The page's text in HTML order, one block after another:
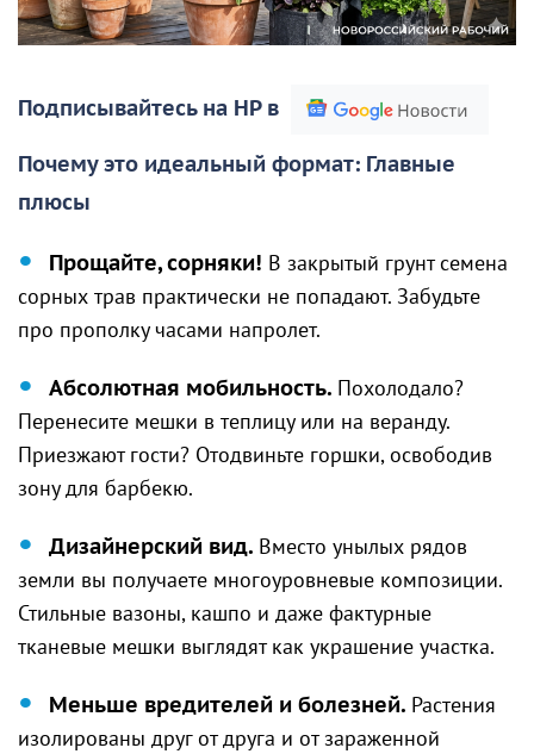
Подписывайтесь на НР в
Почему это идеальный формат: Главные
плюсы
Прощайте, сорняки! В закрытый грунт семена
сорных трав практически не попадают. Забудьте
про прополку часами напролет.
Абсолютная мобильность. Похолодало?
Перенесите мешки в теплицу или на веранду.
Приезжают гости? Отодвиньте горшки, освободив
зону для барбекю.
Дизайнерский вид. Вместо унылых рядов
земли вы получаете многоуровневые композиции.
Стильные вазоны, кашпо и даже фактурные
тканевые мешки выглядят как украшение участка.
Меньше вредителей и болезней. Растения
изолированы друг от друга и от зараженной